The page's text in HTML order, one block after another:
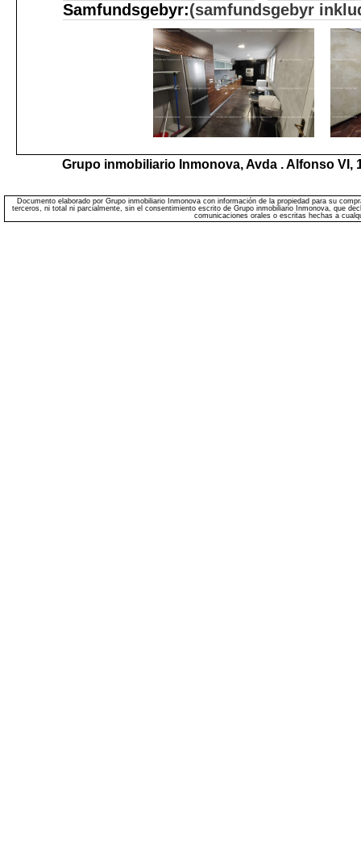
Samfundsgebyr:(samfundsgebyr
Documento elaborado por Grupo inmobiliario Inmonova con información de la propiedad para su
terceros, ni total ni parcialmente, sin el consentimiento escrito de Grupo inmobiliario Inmonova, que
comunicaciones orales o escritas hechas a
Grupo inmobiliario Inmonova,Avda . Alfonso VI,